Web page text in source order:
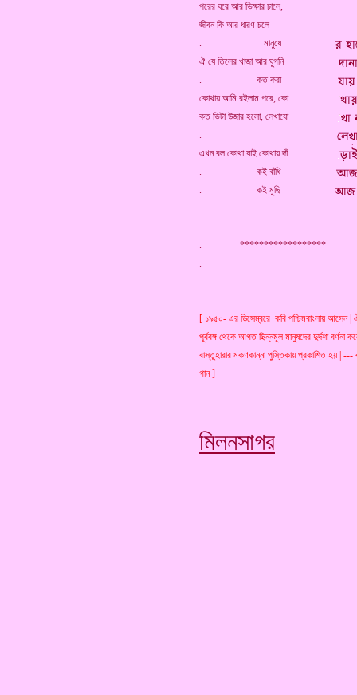
পরের ঘরে আর ভিক্ষার চালে,
জীবন কি আর ধারণ চলে
. মানুষে
ঐ যে তিলের খাজা আর ঘুগনি
. কত করা
কোথায় আমি রইলাম পরে, কো
কত ভিটা উজার হলো, লেখাযো
.
এখন বল কোথা যাই কোথায় দাঁ
. কই বাঁধি
. কই মুছি
. ******************
[ ১৯৫০- এর ডিসেম্বরে কবি পশ্চিমবাংলায় আসেন
পূর্ববঙ্গ থেকে আগত ছিন্নমূল মানুষদের দুর্দশা বর্ণনা
বাস্তুহারার মকণকান্না পুস্তিকায় প্রকাশিত হয় | ---
গান ]
মিলনসাগর